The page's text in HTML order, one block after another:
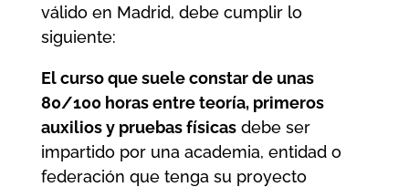
válido en Madrid, debe cumplir lo
siguiente:
El curso que suele constar de unas
80/100 horas entre teoría, primeros
auxilios y pruebas físicasdebe ser
impartido por una academia, entidad o
federación que tenga su proyecto